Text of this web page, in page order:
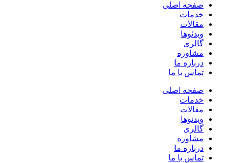
صفحه اصلی
خدمات
مقالات
ویدئوها
گالری
مشاوره
درباره ما
تماس با ما
صفحه اصلی
خدمات
مقالات
ویدئوها
گالری
مشاوره
درباره ما
تماس با ما